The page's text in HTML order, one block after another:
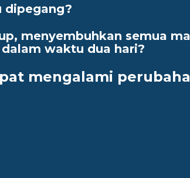
dipegang?
menyembuhkan semua
dalam waktu dua hari?
mengalami